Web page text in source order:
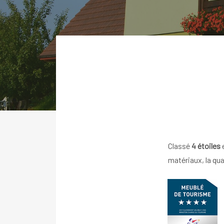
Classé4 étoiles
matériaux, la